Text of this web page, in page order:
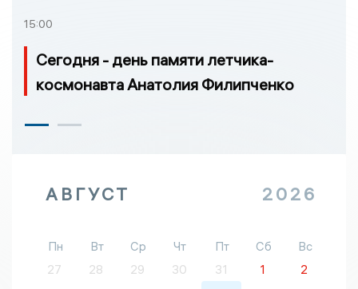
15:00
Сегодня - день памяти летчика-
космонавта Анатолия Филипченко
АВГУСТ 2026
Пн Вт Ср Чт Пт Сб
Вс
27
28 29 30 31 1
2